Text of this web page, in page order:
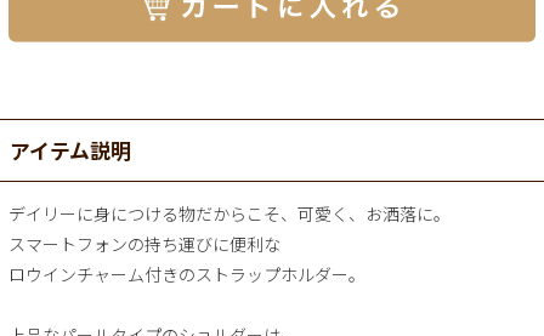
アイテム説明
デイリーに身につける物だからこそ、可愛く、お洒落に。
スマートフォンの持ち運びに便利な
ロウインチャーム付きのストラップホルダー。